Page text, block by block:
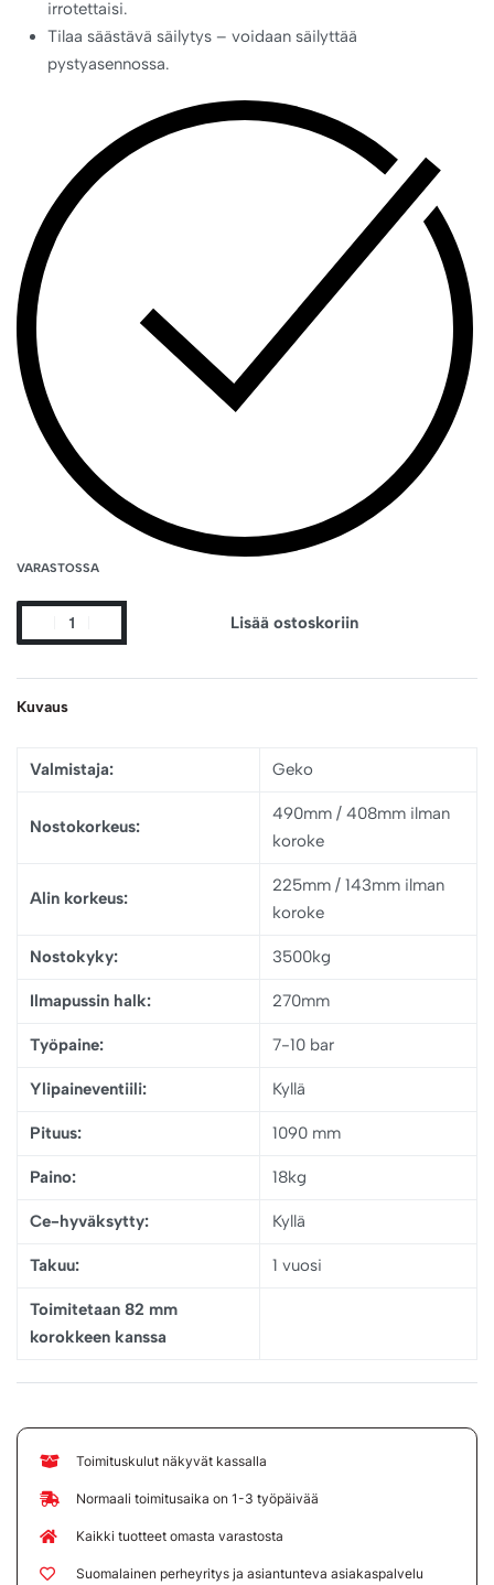
irrotettaisi.
Tilaa säästävä säilytys – voidaan säilyttää
pystyasennossa.
VARASTOSSA
Lisää ostoskoriin
Kuvaus
Valmistaja: Geko
Nostokorkeus:
490mm / 408mm ilman
koroke
Alin korkeus:
225mm / 143mm ilman
koroke
Nostokyky: 3500kg
Ilmapussin halk: 270mm
Työpaine: 7-10 bar
Ylipaineventiili: Kyllä
Pituus: 1090 mm
Paino: 18kg
Ce-hyväksytty: Kyllä
Takuu: 1 vuosi
Toimitetaan 82 mm
korokkeen kanssa
Toimituskulut näkyvät kassalla
Normaali toimitusaika on 1-3 työpäivää
Kaikki tuotteet omasta varastosta
Suomalainen perheyritys ja asiantunteva asiakaspalvelu